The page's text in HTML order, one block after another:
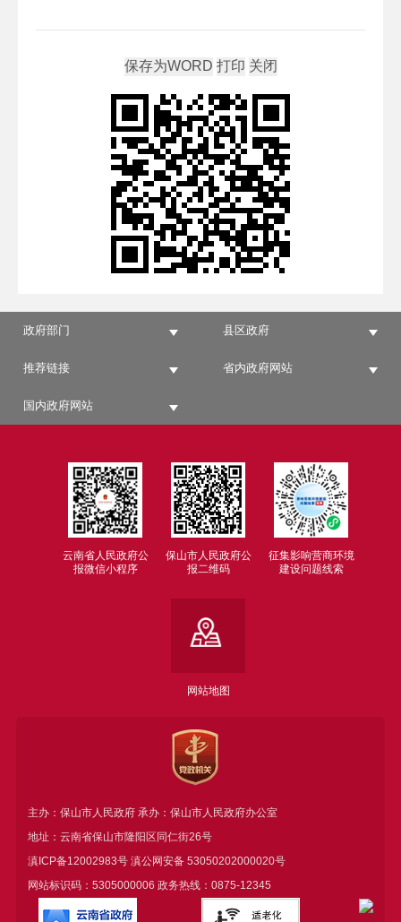
政府部门 县区政府
推荐链接 省内政府网站
国内政府网站
云南省人民政府公
报微信小程序
保山市人民政府公
报二维码
征集影响营商环境
建设问题线索
网站地图
主办：保山市人民政府 承办：保山市人民政府办公室
地址：云南省保山市隆阳区同仁街26号
滇ICP备12002983号滇公网安备 53050202000020号
网站标识码：5305000006 政务热线：0875-12345